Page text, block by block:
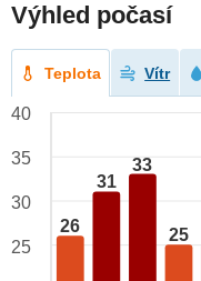
Výhled počasí
Teplota Vítr
26
31
33
25
40
35
30
25